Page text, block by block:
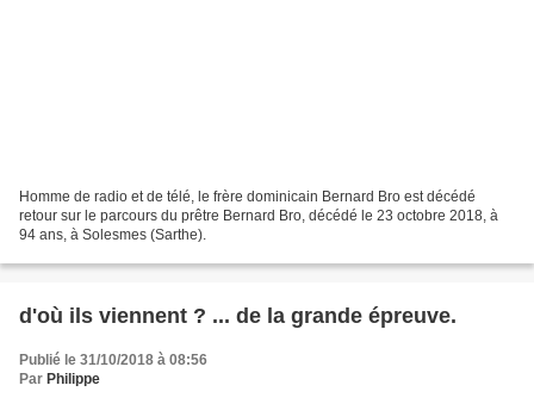
Homme de radio et de télé, le frère dominicain Bernard Bro est décédé
retour sur le parcours du prêtre Bernard Bro, décédé le 23 octobre 2018, à
94 ans, à Solesmes (Sarthe).
d'où ils viennent ? ... de la grande épreuve.
Publié le 31/10/2018 à 08:56
Par Philippe